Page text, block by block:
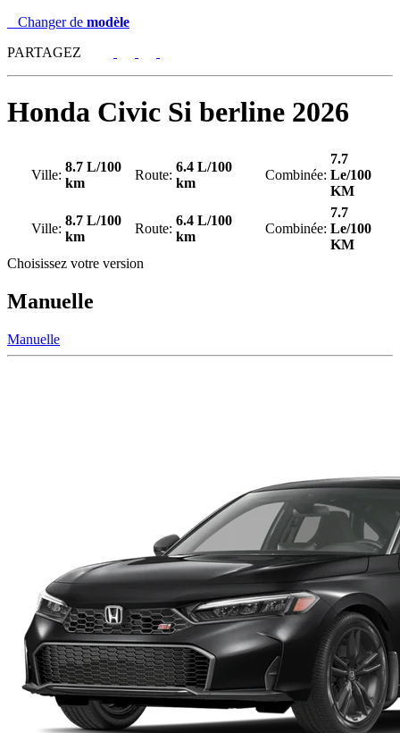
Changer de modèle
PARTAGEZ
Honda Civic Si berline 2026
Ville:
8.7 L/100
km
Route:
6.4 L/100
km
Combinée:
7.7
Le/100
KM
Ville:
8.7 L/100
km
Route:
6.4 L/100
km
Combinée:
7.7
Le/100
KM
Choisissez votre version
Manuelle
Manuelle